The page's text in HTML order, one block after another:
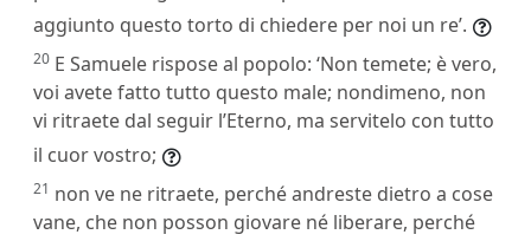
aggiunto questo torto di chiedere per noi un re’.
20 E Samuele rispose al popolo: ‘Non temete; è vero,
voi avete fatto tutto questo male; nondimeno, non
vi ritraete dal seguir l’Eterno, ma servitelo con tutto
il cuor vostro;
21 non ve ne ritraete, perché andreste dietro a cose
vane, che non posson giovare né liberare, perché